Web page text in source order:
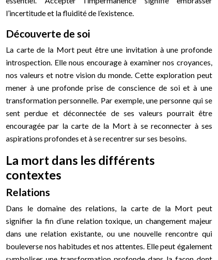
l’incertitude et la fluidité de l’existence.
Découverte de soi
La carte de la Mort peut être une invitation à une profonde
introspection. Elle nous encourage à examiner nos croyances,
nos valeurs et notre vision du monde. Cette exploration peut
mener à une profonde prise de conscience de soi et à une
transformation personnelle. Par exemple, une personne qui se
sent perdue et déconnectée de ses valeurs pourrait être
encouragée par la carte de la Mort à se reconnecter à ses
aspirations profondes et à se recentrer sur ses besoins.
La mort dans les différents
contextes
Relations
Dans le domaine des relations, la carte de la Mort peut
signifier la fin d’une relation toxique, un changement majeur
dans une relation existante, ou une nouvelle rencontre qui
bouleverse nos habitudes et nos attentes. Elle peut également